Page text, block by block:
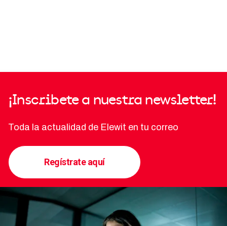
¡Inscribete a nuestra newsletter!
Toda la actualidad de Elewit en tu correo
Regístrate aquí